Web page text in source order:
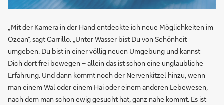
„Mit der Kamera in der Hand entdeckte ich neue Möglichkeiten im
Ozean“, sagt Carrillo. „Unter Wasser bist Du von Schönheit
umgeben. Du bist in einer völlig neuen Umgebung und kannst
Dich dort frei bewegen – allein das ist schon eine unglaubliche
Erfahrung. Und dann kommt noch der Nervenkitzel hinzu, wenn
man einem Wal oder einem Hai oder einem anderen Lebewesen,
nach dem man schon ewig gesucht hat, ganz nahe kommt. Es ist